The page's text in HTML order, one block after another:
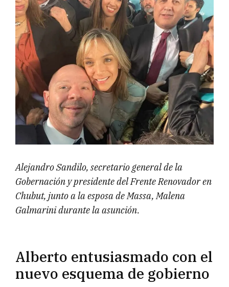
Alejandro Sandilo, secretario general de la
Gobernación y presidente del Frente Renovador en
Chubut, junto a la esposa de Massa, Malena
Galmarini durante la asunción.
Alberto entusiasmado con el
nuevo esquema de gobierno